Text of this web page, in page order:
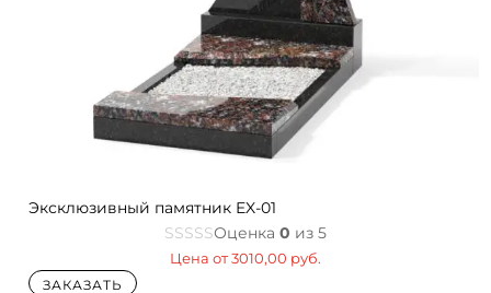
Эксклюзивный памятник EX-01
Оценка 0 из 5
Цена от3010,00 руб.
ЗАКАЗАТЬ